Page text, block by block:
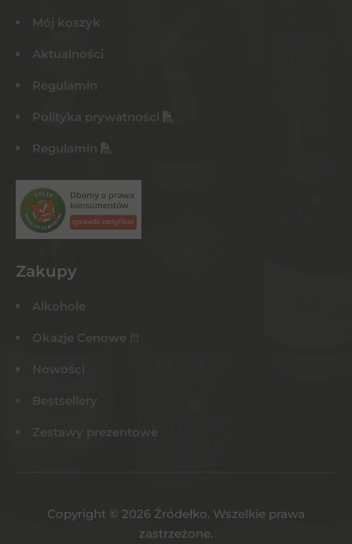
Mój koszyk
Aktualności
Regulamin
Polityka prywatności
Regulamin
Zakupy
Alkohole
Okazje Cenowe !!!
Nowości
Bestsellery
Zestawy prezentowe
Copyright © 2026 Żródełko. Wszelkie prawa
zastrzeżone.